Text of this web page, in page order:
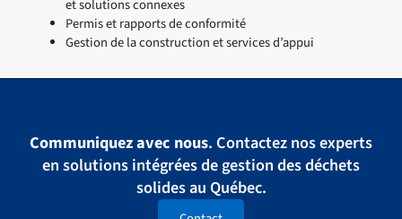
et solutions connexes
Permis et rapports de conformité
Gestion de la construction et services d’appui
Communiquez avec nous. Contactez nos experts
en solutions intégrées de gestion des déchets
solides au Québec.